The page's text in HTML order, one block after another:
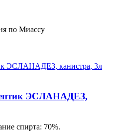
по Миассу
ЭСЛАНАДЕЗ,
спирта: 70%.